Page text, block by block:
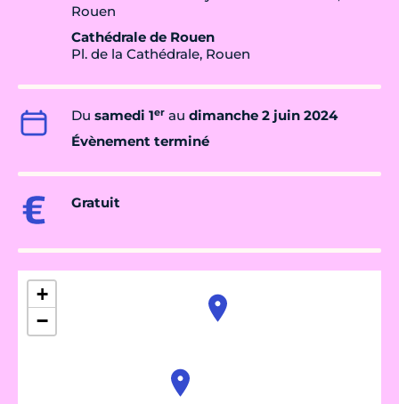
Rouen
Cathédrale de Rouen
Pl. de la Cathédrale, Rouen
Du samedi 1er au dimanche 2 juin 2024
Évènement terminé
Gratuit
+
−